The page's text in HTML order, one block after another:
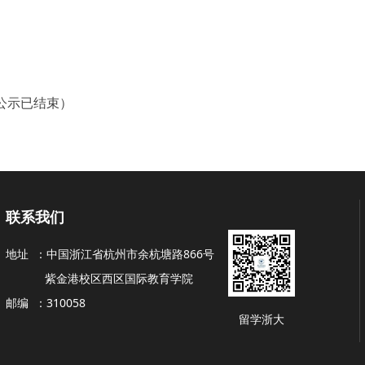
示已结束）
联系我们
地址 ： 中国浙江省杭州市余杭塘路866号
紫金港校区西区国际教育学院
邮编 ： 310058
留学浙大